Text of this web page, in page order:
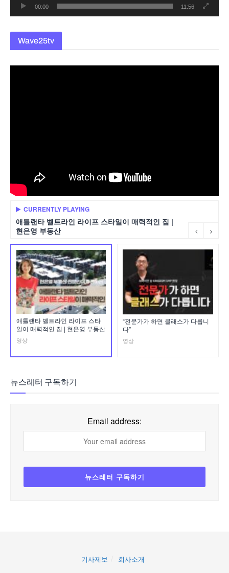
00:00 11:56
Wave25tv
CURRENTLY PLAYING
애틀랜타 벨트라인 라이프 스타일이 매력적인 집 |
현은영 부동산
애틀랜타 벨트라인 라이프 스타
일이 매력적인 집 | 현은영 부동산
영상
“전문가가 하면 클래스가 다릅니
다”
영상
뉴스레터 구독하기
Email address:
기사제보 회사소개